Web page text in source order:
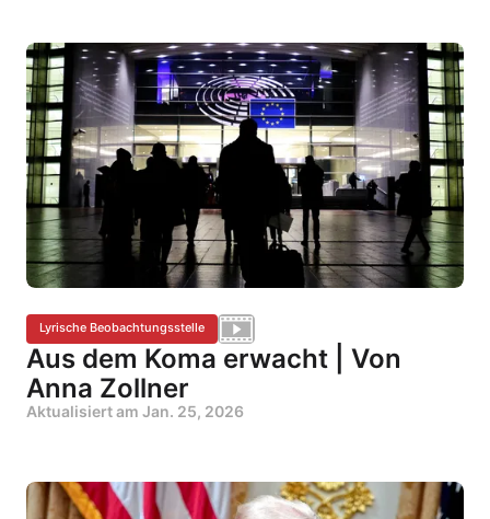
Lyrische Beobachtungsstelle
Aus dem Koma erwacht | Von
Anna Zollner
Aktualisiert am Jan. 25, 2026